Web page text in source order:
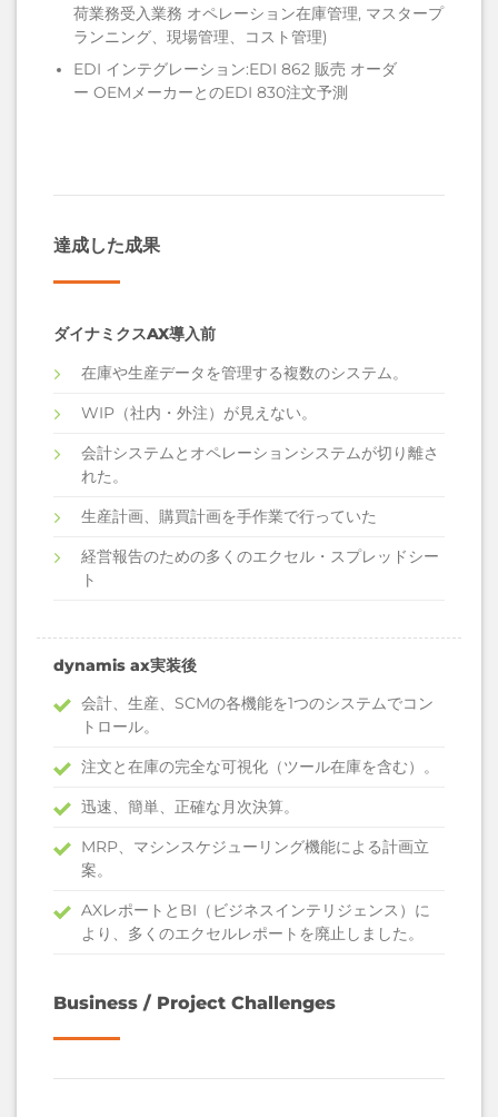
荷業務受入業務 オペレーション在庫管理, マスタープ
ランニング、現場管理、コスト管理)
EDI インテグレーション:EDI 862 販売 オーダ
ー OEMメーカーとのEDI 830注文予測
達成した成果
ダイナミクスAX導入前
在庫や生産データを管理する複数のシステム。
WIP（社内・外注）が見えない。
会計システムとオペレーションシステムが切り離さ
れた。
生産計画、購買計画を手作業で行っていた
経営報告のための多くのエクセル・スプレッドシー
ト
dynamis ax実装後
会計、生産、SCMの各機能を1つのシステムでコン
トロール。
注文と在庫の完全な可視化（ツール在庫を含む）。
迅速、簡単、正確な月次決算。
MRP、マシンスケジューリング機能による計画立
案。
AXレポートとBI（ビジネスインテリジェンス）に
より、多くのエクセルレポートを廃止しました。
Business / Project Challenges